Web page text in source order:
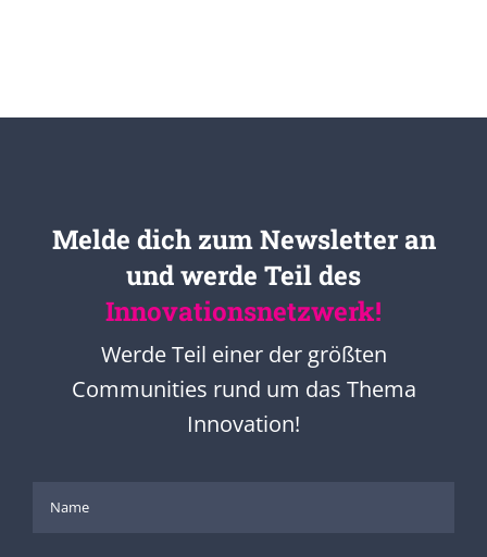
Melde dich zum Newsletter an
und werde Teil des
Innovationsnetzwerk!
Werde Teil einer der größten
Communities rund um das Thema
Innovation!